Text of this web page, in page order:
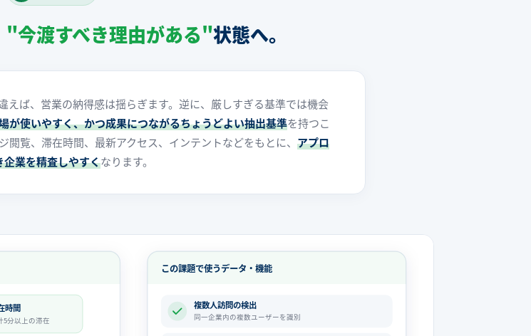
"今渡すべき理由がある"状態へ。
えば、営業の納得感は揺らぎます。逆に、厳しすぎる基準では機会
が使いやすく、かつ成果につながるちょうどよい抽出基準を持つこ
覧、滞在時間、最新アクセス、インテントなどをもとに、 アプロ
企業を精査しやすくなります。
時間
5分以上の滞在
この課題で使うデータ・機能
複数人訪問の検出
同一企業内の複数ユーザーを識別